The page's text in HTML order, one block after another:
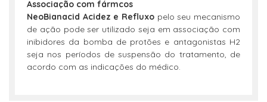
Associação com fármcos
NeoBianacid Acidez e Refluxo pelo seu mecanismo
de ação pode ser utilizado seja em associação com
inibidores da bomba de protões e antagonistas H2
seja nos períodos de suspensão do tratamento, de
acordo com as indicações do médico.